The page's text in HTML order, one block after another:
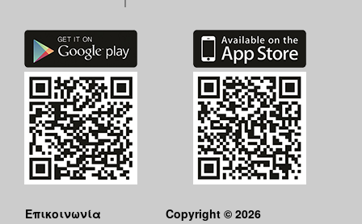
Επικοινωνία
Copyright © 2026